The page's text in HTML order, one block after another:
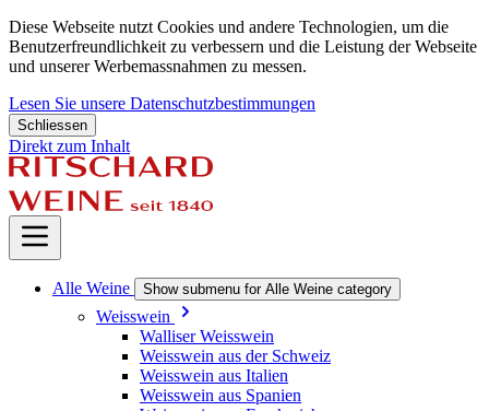
Diese Webseite nutzt Cookies und andere Technologien, um die
Benutzerfreundlichkeit zu verbessern und die Leistung der Webseite
und unserer Werbemassnahmen zu messen.
Lesen Sie unsere Datenschutzbestimmungen
Schliessen
Direkt zum Inhalt
Alle Weine Show submenu for Alle Weine category
Weisswein
Walliser Weisswein
Weisswein aus der Schweiz
Weisswein aus Italien
Weisswein aus Spanien